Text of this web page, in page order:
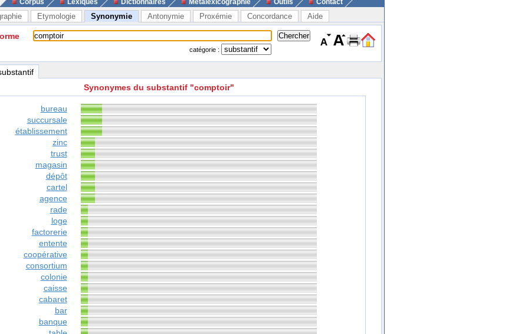
Corpus Lexiques Dictionnaires Métalexicographie Outils Contact
Etymologie Synonymie Antonymie Proxémie Concordance Aide
catégorie :
substantif
Synonymes du substantif "comptoir"
bureau
succursale
établissement
zinc
trust
magasin
dépôt
cartel
agence
rade
loge
factorerie
entente
coopérative
consortium
colonie
caisse
cabaret
bar
banque